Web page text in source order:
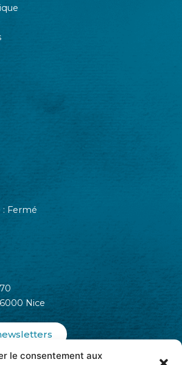
le consentement aux
Fermé
Nice